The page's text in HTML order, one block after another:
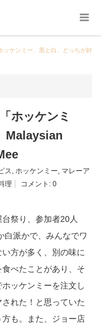
ケンミー、黒と白、どっちが好
ホッケンミ
Malaysian
ス, ホッケンミー, マレーア
理 コメント: 0
祭り、参加者20人
白派かで、みんなでワ
方が多く、別の味に
べたことがあり、そ
ッケンミーを注文し
れた！と思っていた
も。また、ジョー店